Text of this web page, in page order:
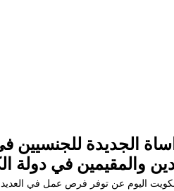
الجديدة للجنسيين
والمقيمين في دولة
اليوم عن توفر فرص عمل في